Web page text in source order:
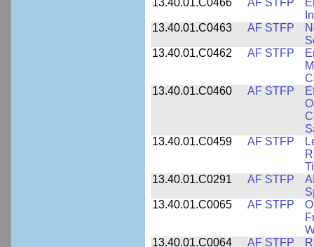
13.40.01.C0466
AF STFP
13.40.01.C0463
AF STFP
13.40.01.C0462
AF STFP
13.40.01.C0460
AF STFP
13.40.01.C0459
AF STFP
13.40.01.C0291
AF STFP
13.40.01.C0065
AF STFP
13.40.01.C0064
AF STFP